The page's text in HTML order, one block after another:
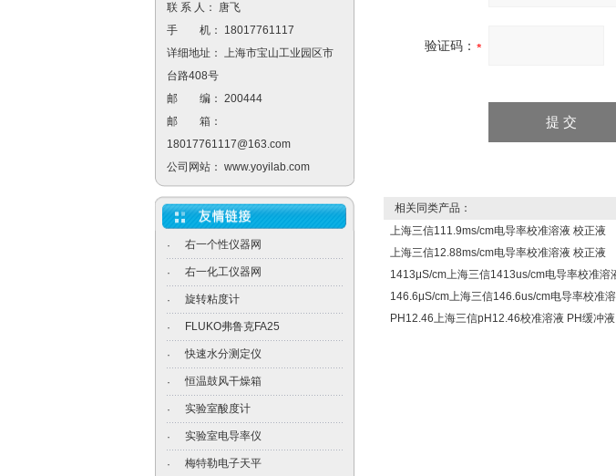
联 系 人： 唐飞
手 机： 18017761117
详细地址： 上海市宝山工业园区市
台路408号
邮 编： 200444
邮 箱：
18017761117@163.com
公司网站： www.yoyilab.com
· 右一个性仪器网
· 右一化工仪器网
· 旋转粘度计
· FLUKO弗鲁克FA25
· 快速水分测定仪
· 恒温鼓风干燥箱
· 实验室酸度计
· 实验室电导率仪
· 梅特勒电子天平
验证码：
相关同类产品：
上海三信111.9ms/cm电导率校准溶液 校正液
上海三信12.88ms/cm电导率校准溶液 校正液
1413μS/cm上海三信1413us/cm电导率校准溶
146.6μS/cm上海三信146.6us/cm电导率校准
PH12.46上海三信pH12.46校准溶液 PH缓冲液